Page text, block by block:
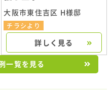
大阪市東住吉区 H様邸
チラシより
詳しく見る
一覧を見る